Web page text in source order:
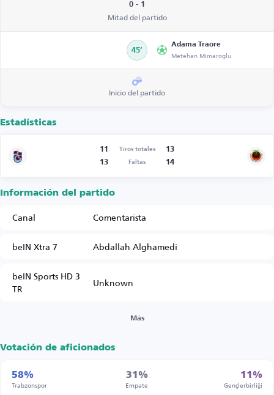
0 - 1
Mitad del partido
45’
Adama Traore
Metehan Mimaroglu
Inicio del partido
Estadísticas
11 Tiros totales
13
13
Faltas 14
Información del partido
Canal
Comentarista
beIN Xtra 7
Abdallah Alghamedi
beIN Sports HD 3
TR Unknown
Más
Votación de aficionados
58%
Trabzonspor
31%
Empate
11%
Gençlerbirliği